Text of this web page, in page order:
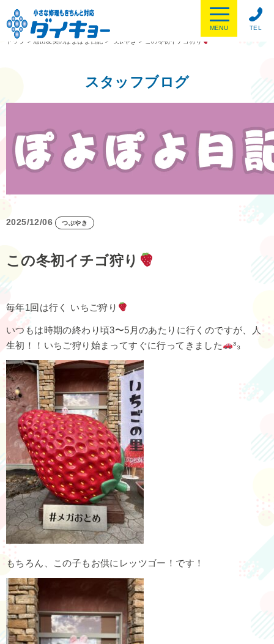
TEL
MENU
トップ
> 池田友美のぽよぽよ日記 > つぶやき > この冬初イチゴ狩り
スタッフブログ
2025/12/06 つぶやき
この冬初イチゴ狩り
毎年1回は行く いちご狩り
いつもは時期の終わり頃3〜5月のあたりに行くのですが、人
生初！！いちご狩り始まってすぐに行ってきました
³₃
もちろん、この子もお供にレッツゴー！です！